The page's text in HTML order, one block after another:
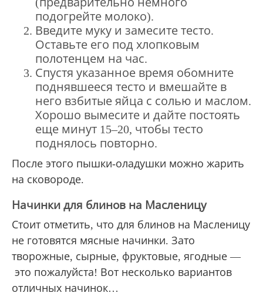
подогрейте молоко).
Введите муку и замесите тесто.
Оставьте его под хлопковым
полотенцем на час.
Спустя указанное время обомните
поднявшееся тесто и вмешайте в
него взбитые яйца с солью и маслом.
Хорошо вымесите и дайте постоять
еще минут 15–20, чтобы тесто
поднялось повторно.
После этого пышки-оладушки можно жарить
на сковороде.
Начинки для блинов на Масленицу
Стоит отметить, что для блинов на Масленицу
не готовятся мясные начинки. Зато
творожные, сырные, фруктовые, ягодные —
это пожалуйста! Вот несколько вариантов
отличных начинок…